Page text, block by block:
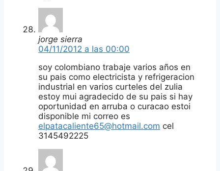
jorge sierra
04/11/2012 a las 00:00
soy colombiano trabaje varios años en
su pais como electricista y refrigeracion
industrial en varios curteles del zulia
estoy mui agradecido de su pais si hay
oportunidad en arruba o curacao estoi
disponible mi correo es
elpatacaliente65@hotmail.com cel
3145492225